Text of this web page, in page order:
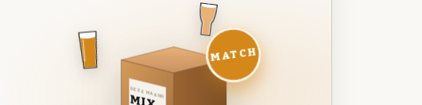
DEZE MAAND
MATCH